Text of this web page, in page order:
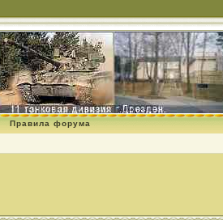
Правила форума